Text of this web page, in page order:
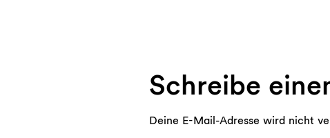
Schreibe
Deine E-Mail-Adresse wird nicht